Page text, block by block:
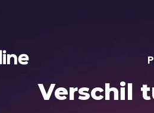
Verschil